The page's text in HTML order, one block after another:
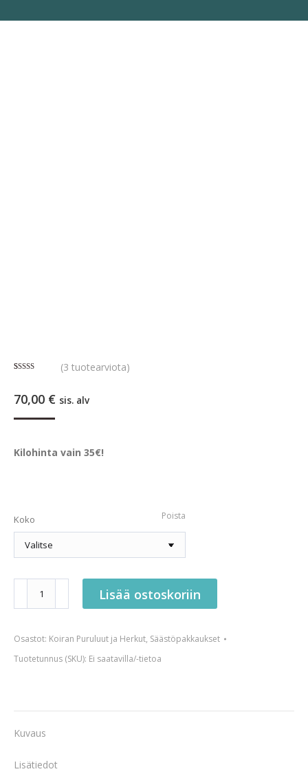
70,00 € sis. alv
perustuen
asiakkaan
(3 tuotearviota)
Kilohinta vain 35€!
Koko Poista
määrä
Lisää ostoskoriin
Osastot: Koiran Puruluut ja Herkut, Säästöpakkaukset
Tuotetunnus (SKU): Ei saatavilla/-tietoa
Kuvaus
Lisätiedot